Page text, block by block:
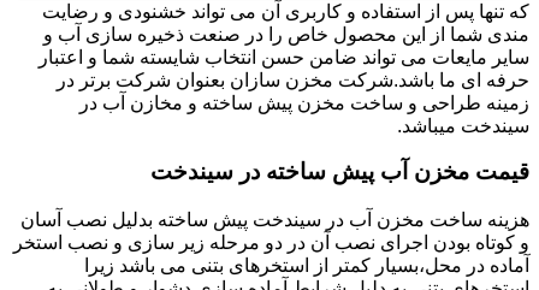
که تنها پس از استفاده و کاربری آن می تواند خشنودی و رضایت
مندی شما از این محصول خاص را در صنعت ذخیره سازی آب و
سایر مایعات می تواند ضامن حسن انتخاب شایسته شما و اعتبار
حرفه ای ما باشد.شرکت مخزن سازان بعنوان شرکت برتر در
زمینه طراحی و ساخت مخزن پیش ساخته و مخازن آب در
سیندخت میباشد.
قیمت مخزن آب پیش ساخته در سیندخت
هزینه ساخت مخزن آب در سیندخت پیش ساخته بدلیل نصب آسان
و کوتاه بودن اجرای نصب آن در دو مرحله زیر سازی و نصب استخر
آماده در محل،بسیار کمتر از استخرهای بتنی می باشد زیرا